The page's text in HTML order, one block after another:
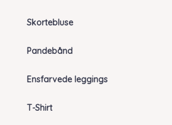
Skortebluse
Pandebånd
Ensfarvede leggings
T-Shirt